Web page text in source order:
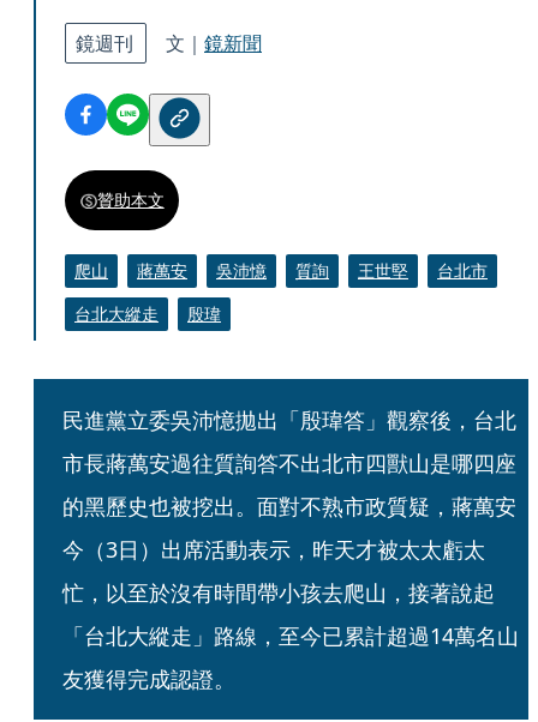
鏡週刊 文｜ 鏡新聞
贊助本文
爬山 蔣萬安 吳沛憶 質詢 王世堅
台北市
台北大縱走
殷瑋
民進黨立委吳沛憶拋出「殷瑋答」觀察後，台北
市長蔣萬安過往質詢答不出北市四獸山是哪四座
的黑歷史也被挖出。面對不熟市政質疑，蔣萬安
今（3日）出席活動表示，昨天才被太太虧太
忙，以至於沒有時間帶小孩去爬山，接著說起
「台北大縱走」路線，至今已累計超過14萬名山
友獲得完成認證。